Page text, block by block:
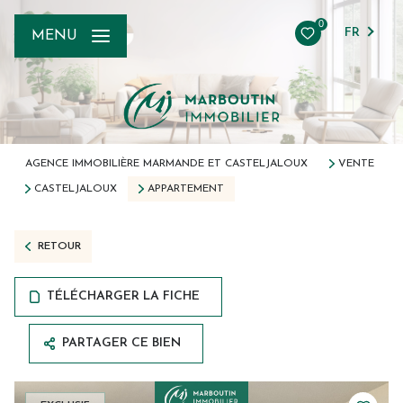
0
FR
MENU
AGENCE IMMOBILIÈRE MARMANDE ET CASTELJALOUX VENTE
CASTELJALOUX APPARTEMENT
RETOUR
TÉLÉCHARGER LA FICHE
PARTAGER CE BIEN